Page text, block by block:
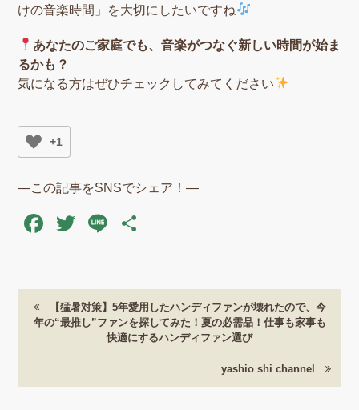
けの音楽時間」を大切にしたいですね
あなたのご家庭でも、音楽がつなぐ新しい時間が始ま
るかも？
気になる方はぜひチェックしてみてください
+1
―この記事をSNSでシェア！―
Facebook
Twitter
Line
【猛暑対策】5年愛用したハンディファンが壊れたので、今
年の“最推し”ファンを探してみた！夏の必需品！仕事も家事も
快適にするハンディファン選び
yashio shi channel